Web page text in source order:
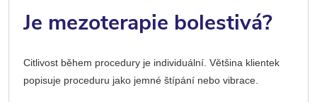
Je mezoterapie bolestivá?
Citlivost během procedury je individuální. Většina klientek
popisuje proceduru jako jemné štípání nebo vibrace.